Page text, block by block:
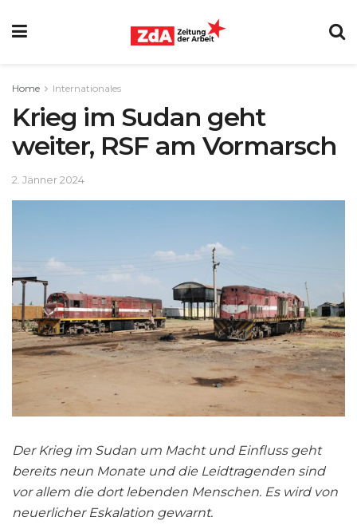
Home Internationales
Krieg im Sudan geht
weiter, RSF am Vormarsch
2. Jänner 2024
Der Krieg im Sudan um Macht und Einfluss geht
bereits neun Monate und die Leidtragenden sind
vor allem die dort lebenden Menschen. Es wird von
neuerlicher Eskalation gewarnt.